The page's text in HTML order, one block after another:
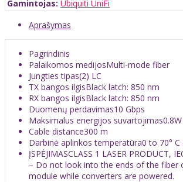
Gamintojas: Ubiquiti UniFi
Aprašymas
Pagrindinis
Palaikomos medijosMulti-mode fiber
Jungties tipas(2) LC
TX bangos ilgisBlack latch: 850 nm
RX bangos ilgisBlack latch: 850 nm
Duomenų perdavimas10 Gbps
Maksimalus energijos suvartojimas0.8W
Cable distance300 m
Darbinė aplinkos temperatūra0 to 70° C
ĮSPĖJIMASCLASS 1 LASER PRODUCT,
– Do not look into the ends of the fiber
module while converters are powered.